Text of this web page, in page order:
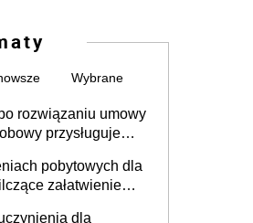
Wybrane
rozwiązaniu umowy
przysługuje
pracypobytowych dla
załatwienie
dla